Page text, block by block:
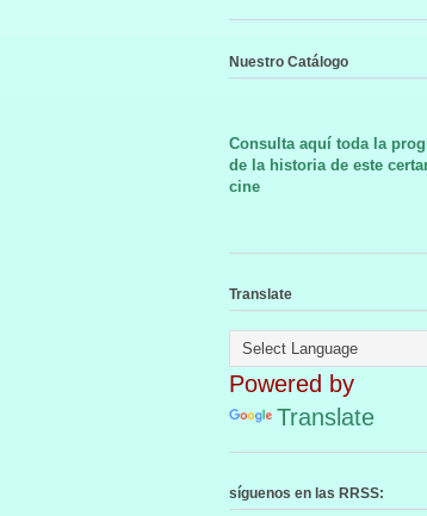
Nuestro Catálogo
Consulta aquí toda la
de la historia de este
cine
Translate
Powered by
Translate
síguenos en las RRSS: